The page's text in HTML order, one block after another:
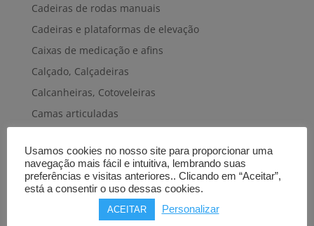
Cadeiras de rodas manuais
Cadeiras e plataformas de elevação
Caixas de medicação e afins
Calçado, Calçadeiras
Calcanheiras, Cotoveleiras
Camas articuladas
Cestas, Arneses
Cintas e Faixas
Cintos, Coletes e afins
Cintos de transferência e mobilidade
Usamos cookies no nosso site para proporcionar uma
navegação mais fácil e intuitiva, lembrando suas
preferências e visitas anteriores.. Clicando em “Aceitar”,
está a consentir o uso dessas cookies.
ACEITAR Personalizar